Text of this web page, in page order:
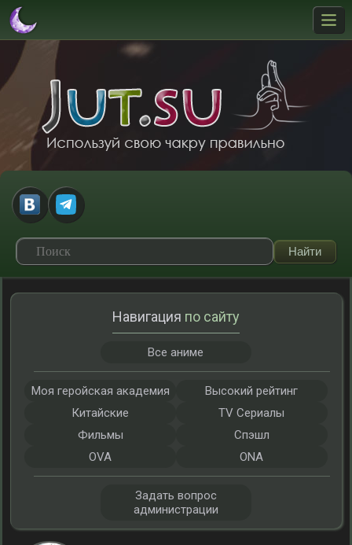
Навигация по сайту
Все аниме
Моя геройская академия
Высокий рейтинг
Китайские
TV Сериалы
Фильмы
Спэшл
OVA
ONA
Задать вопрос
администрации